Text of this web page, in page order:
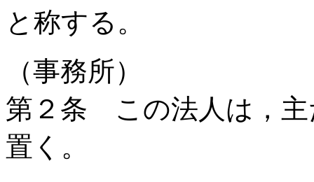
と称する。
（事務所）
第２条 この法人は，主
置く。